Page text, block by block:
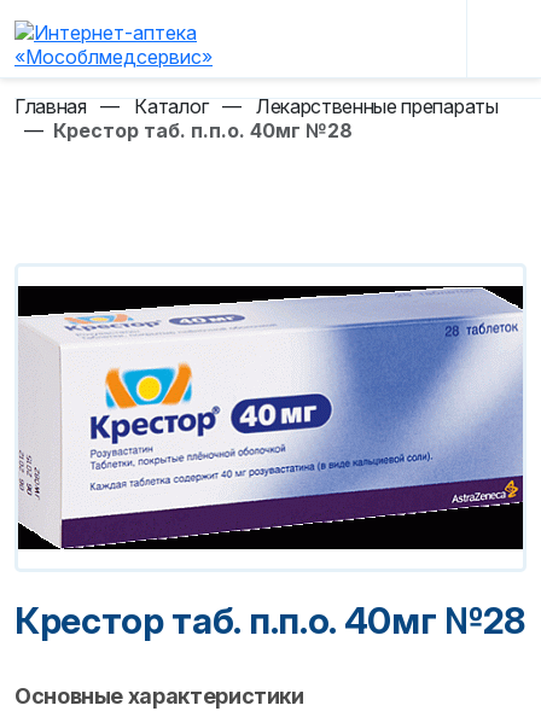
Главная — Каталог — Лекарственные препараты
— Крестор таб. п.п.о. 40мг №28
Крестор таб. п.п.о. 40мг №28
Основные характеристики